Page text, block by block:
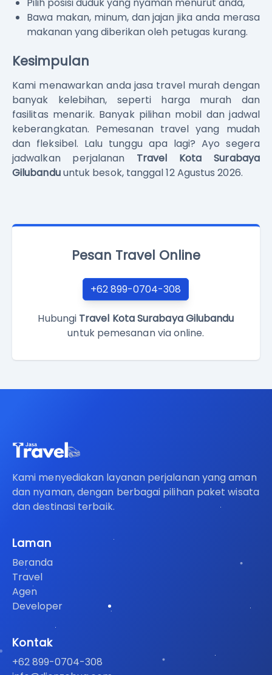
Pilih posisi duduk yang nyaman menurut anda,
Bawa makan, minum, dan jajan jika anda merasa
makanan yang diberikan oleh petugas kurang.
Kesimpulan
Kami menawarkan anda jasa travel murah dengan
banyak kelebihan, seperti harga murah dan
fasilitas menarik. Banyak pilihan mobil dan jadwal
keberangkatan. Pemesanan travel yang mudah
dan fleksibel. Lalu tunggu apa lagi? Ayo segera
jadwalkan perjalanan Travel Kota Surabaya
Gilubanduuntuk besok, tanggal 12 Agustus 2026.
Pesan Travel Online
+62 899-0704-308
Hubungi Travel Kota Surabaya Gilubandu
untuk pemesanan via online.
Kami menyediakan layanan perjalanan yang aman
dan nyaman, dengan berbagai pilihan paket wisata
dan destinasi terbaik.
Laman
Beranda
Travel
Agen
Developer
Kontak
+62 899-0704-308